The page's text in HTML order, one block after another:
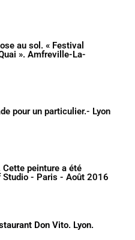
au sol. « Festival
». Amfreville-La-
pour un particulier.- Lyon
Cette peinture a été
Studio - Paris - Août 2016
Don Vito. Lyon.